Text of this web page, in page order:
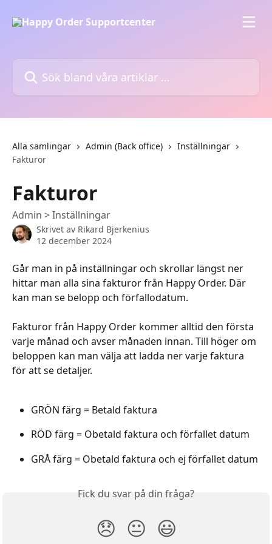
Alla samlingar Admin (Back office)
Inställningar
Fakturor
Fakturor
Admin > Inställningar
Skrivet av Rikard Bjerkenius
12 december 2024
Går man in på inställningar och skrollar längst ner
hittar man alla sina fakturor från Happy Order. Där
kan man se belopp och förfallodatum.
Fakturor från Happy Order kommer alltid den första
varje månad och avser månaden innan. Till höger om
beloppen kan man välja att ladda ner varje faktura
för att se detaljer.
GRÖN färg = Betald faktura
RÖD färg = Obetald faktura och förfallet datum
GRÅ färg = Obetald faktura och ej förfallet datum
Fick du svar på din fråga?
😞 😐 😃